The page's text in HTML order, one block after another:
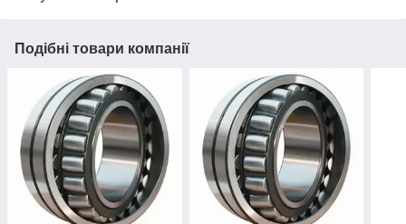
Подібні товари компанії